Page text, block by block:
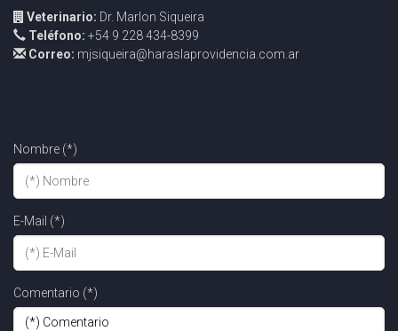
Veterinario: Dr. Marlon Siqueira
Teléfono: +54 9 228 434-8399
Correo: mjsiqueira@haraslaprovidencia.com.ar
Nombre (*)
E-Mail (*)
Comentario (*)